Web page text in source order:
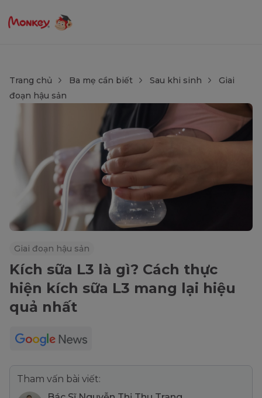
Trang chủ Ba mẹ cần biết Sau khi sinh
Giai
đoạn hậu sản
Giai đoạn hậu sản
Kích sữa L3 là gì? Cách thực
hiện kích sữa L3 mang lại hiệu
quả nhất
Tham vấn bài viết: